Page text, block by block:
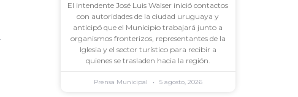
El intendente José Luis Walser inició contactos
con autoridades de la ciudad uruguaya y
anticipó que el Municipio trabajará junto a
organismos fronterizos, representantes de la
Iglesia y el sector turístico para recibir a
quienes se trasladen hacia la región.
Prensa Municipal 5 agosto, 2026